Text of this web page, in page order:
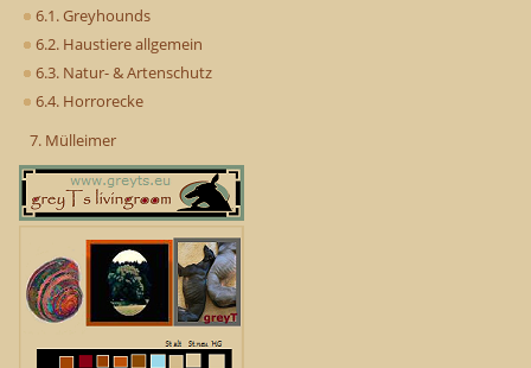
6.1. Greyhounds
6.2. Haustiere allgemein
6.3. Natur- & Artenschutz
6.4. Horrorecke
7. Mülleimer